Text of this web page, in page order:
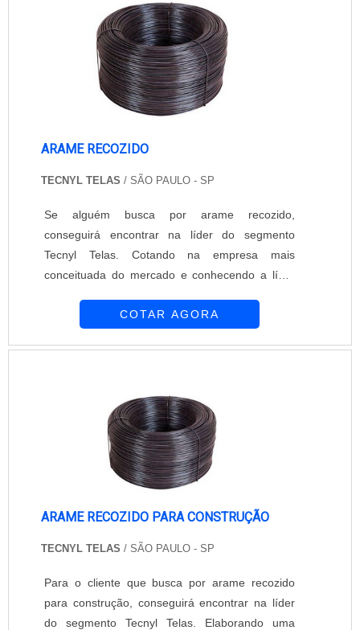
ARAME RECOZIDO
TECNYL TELAS / SÃO PAULO - SP
Se alguém busca por arame recozido,
conseguirá encontrar na líder do segmento
Tecnyl Telas. Cotando na empresa mais
conceituada do mercado e conhecendo a líder
assertiva.Quando a temática é arame recozido,
resultados satisfatórios para clientes espalhados
SOBRE O ARAME RECOZIDOHá muitas
maneiras eficientes de demon...
COTAR AGORA
ARAME RECOZIDO PARA CONSTRUÇÃO
TECNYL TELAS / SÃO PAULO - SP
Para o cliente que busca por arame recozido
para construção, conseguirá encontrar na líder
do segmento Tecnyl Telas. Elaborando uma